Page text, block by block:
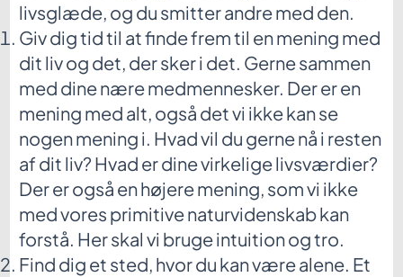
livsglæde, og du smitter andre med den.
Giv dig tid til at finde frem til en mening med
dit liv og det, der sker i det. Gerne sammen
med dine nære medmennesker. Der er en
mening med alt, også det vi ikke kan se
nogen mening i. Hvad vil du gerne nå i resten
af dit liv? Hvad er dine virkelige livsværdier?
Der er også en højere mening, som vi ikke
med vores primitive naturvidenskab kan
forstå. Her skal vi bruge intuition og tro.
Find dig et sted, hvor du kan være alene. Et